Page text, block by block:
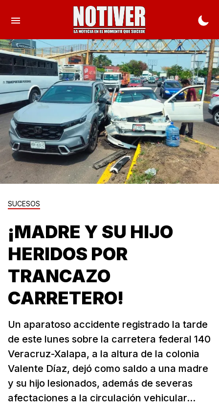
SUCESOS
¡MADRE Y SU HIJO
HERIDOS POR
TRANCAZO
CARRETERO!
Un aparatoso accidente registrado la tarde
de este lunes sobre la carretera federal 140
Veracruz-Xalapa, a la altura de la colonia
Valente Díaz, dejó como saldo a una madre
y su hijo lesionados, además de severas
afectaciones a la circulación vehicular...